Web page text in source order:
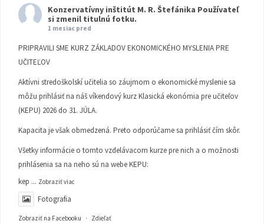
Konzervatívny inštitút M. R. Štefánika Používateľ
si zmenil titulnú fotku.
1 mesiac pred
PRIPRAVILI SME KURZ ZÁKLADOV EKONOMICKÉHO MYSLENIA PRE
UČITEĽOV
Aktívni stredoškolskí učitelia so záujmom o ekonomické myslenie sa
môžu prihlásiť na náš víkendový kurz Klasická ekonómia pre učiteľov
(KEPU) 2026 do 31. JÚLA.
Kapacita je však obmedzená. Preto odporúčame sa prihlásiť čím skôr.
Všetky informácie o tomto vzdelávacom kurze pre nich a o možnosti
prihlásenia sa na neho sú na webe KEPU:
kep ... Zobraziť viac
Fotografia
Zobraziť na Facebooku · Zdieľať